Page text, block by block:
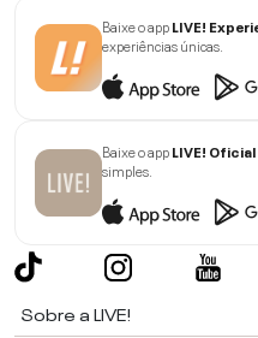
Baixe o appLIVE!
experiências únicas.
Baixe o appLIVE! Oficial
simples.
Sobre a LIVE!